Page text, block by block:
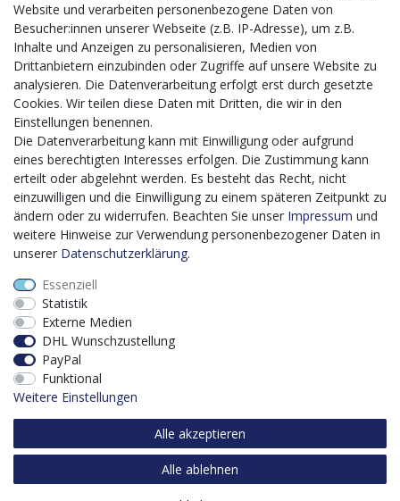
CMS-Softwaresystems zur digitalen Optimierung
von Geschäftsprozessen
Mit dem vorgenannten Projekt, welches im Zeitraum vom
20.12.2023 bis zum 29.02.2024 im Rahmen des
Förderprogrammes Digitalisierung Zuschuss EFRE 2021
bis 2027 umgesetzt wird, möchten wir in die Anschaffung
eines Content-Management-Systems (CMS-
Softwaresystem) investieren, um unseren Online-Shop
künftig selbst verwalten zu können. Diese Software dient
der effizienteren gemeinschaftlichen Erstellung,
Bearbeitung, Organisation und Darstellung digitaler
Inhalte (Content) in unserem Unternehmen. Dies ist
insbesondere für den Vertrieb von Bedeutung. Bisher
Software digitalisiert werden was zu einer enormen
Zeitersparnis führt.
Dieses Vorhaben wird kofinanziert von der Europäischen
Union mithilfe von EFRE-Mitteln sowie durch Steuermittel
auf der Grundlage des vom Sächsischen Landtag
beschlossenen Haushaltes.
Website und verarbeiten personenbezogene Daten von
Besucher:innen unserer Webseite (z.B. IP-Adresse), um z.B.
Inhalte und Anzeigen zu personalisieren, Medien von
Drittanbietern einzubinden oder Zugriffe auf unsere Website zu
analysieren. Die Datenverarbeitung erfolgt erst durch gesetzte
Cookies. Wir teilen diese Daten mit Dritten, die wir in den
Einstellungen benennen.
Die Datenverarbeitung kann mit Einwilligung oder aufgrund
eines berechtigten Interesses erfolgen. Die Zustimmung kann
erteilt oder abgelehnt werden. Es besteht das Recht, nicht
einzuwilligen und die Einwilligung zu einem späteren Zeitpunkt zu
ändern oder zu widerrufen. Beachten Sie unser Impressum und
weitere Hinweise zur Verwendung personenbezogener Daten in
unserer Daten­schutz­erklärung.
Essenziell
Statistik
Externe Medien
DHL Wunschzustellung
PayPal
Funktional
Weitere Einstellungen
Alle akzeptieren
Alle ablehnen